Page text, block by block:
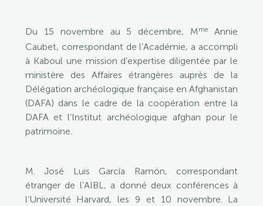
Du 15 novembre au 5 décembre, Mme
Annie
Caubet, correspondant de l’Académie, a accompli
à Kaboul une mission d’expertise diligentée par le
ministère des Affaires étrangères auprès de la
Délégation archéologique française en Afghanistan
(DAFA) dans le cadre de la coopération entre la
DAFA et l’Institut archéologique afghan pour le
patrimoine.
M. José Luis García Ramón, correspondant
étranger de l’AIBL, a donné deux conférences à
l’Université Harvard, les 9 et 10 novembre. La